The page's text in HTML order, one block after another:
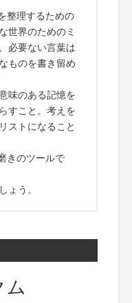
整理するための
世界のためのミ
必要ない言葉は
ものを書き留め
味のある記憶を
すこと。考えを
ストになること
きのツールで
ょう。
ム